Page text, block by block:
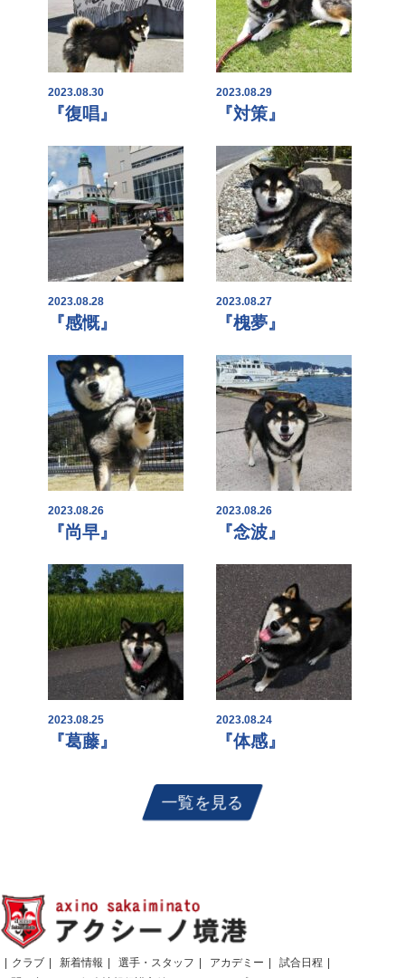
2023.08.30
『復唱』
2023.08.29
『対策』
2023.08.28
『感慨』
2023.08.27
『槐夢』
2023.08.26
『尚早』
2023.08.26
『念波』
2023.08.25
『葛藤』
2023.08.24
『体感』
一覧を見る
クラブ 新着情報 選手・スタッフ アカデミー
試合日程